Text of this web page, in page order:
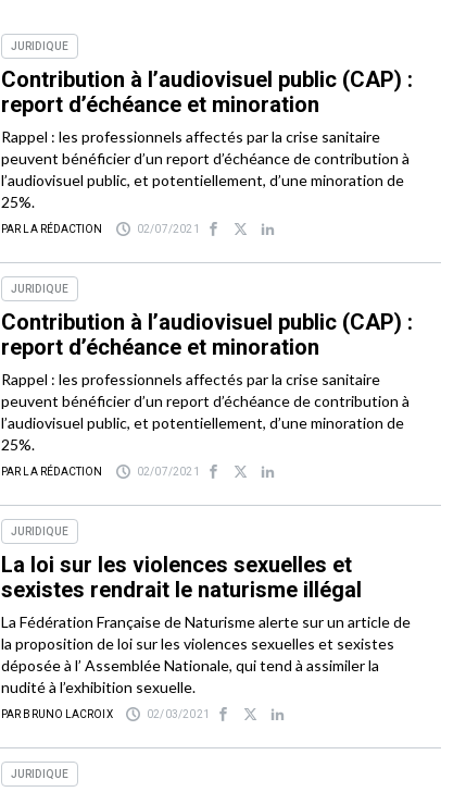
JURIDIQUE
Contribution à l’audiovisuel public (CAP) :
report d’échéance et minoration
Rappel : les professionnels affectés par la crise sanitaire
peuvent bénéficier d’un report d’échéance de contribution à
l’audiovisuel public, et potentiellement, d’une minoration de
25%.
PAR LA RÉDACTION 02/07/2021
JURIDIQUE
Contribution à l’audiovisuel public (CAP) :
report d’échéance et minoration
Rappel : les professionnels affectés par la crise sanitaire
peuvent bénéficier d’un report d’échéance de contribution à
l’audiovisuel public, et potentiellement, d’une minoration de
25%.
PAR LA RÉDACTION 02/07/2021
JURIDIQUE
La loi sur les violences sexuelles et
sexistes rendrait le naturisme illégal
La Fédération Française de Naturisme alerte sur un article de
la proposition de loi sur les violences sexuelles et sexistes
déposée à l’ Assemblée Nationale, qui tend à assimiler la
nudité à l’exhibition sexuelle.
PAR BRUNO LACROIX 02/03/2021
JURIDIQUE